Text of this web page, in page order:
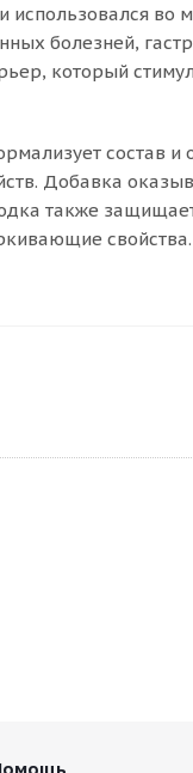
во
болезней,
который
состав и
Добавка
также
свойства.